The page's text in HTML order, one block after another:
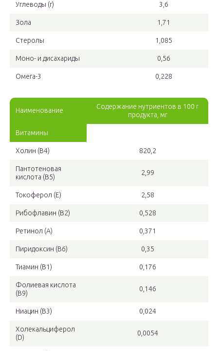
Углеводы (г) 3,6
Зола 1,71
Стеролы 1,085
Моно- и дисахариды 0,56
Омега-3 0,228
Наименование
Содержание нутриентов в 100 г
продукта, мг
Витамины
Холин (В4) 820,2
Пантотеновая
кислота (В5)
2,99
Токоферол (Е) 2,58
Рибофлавин (В2) 0,528
Ретинол (A) 0,371
Пиридоксин (В6) 0,35
Тиамин (В1) 0,176
Фолиевая кислота
(В9)
0,146
Ниацин (В3) 0,024
Холекальциферол
(D)
0,0054